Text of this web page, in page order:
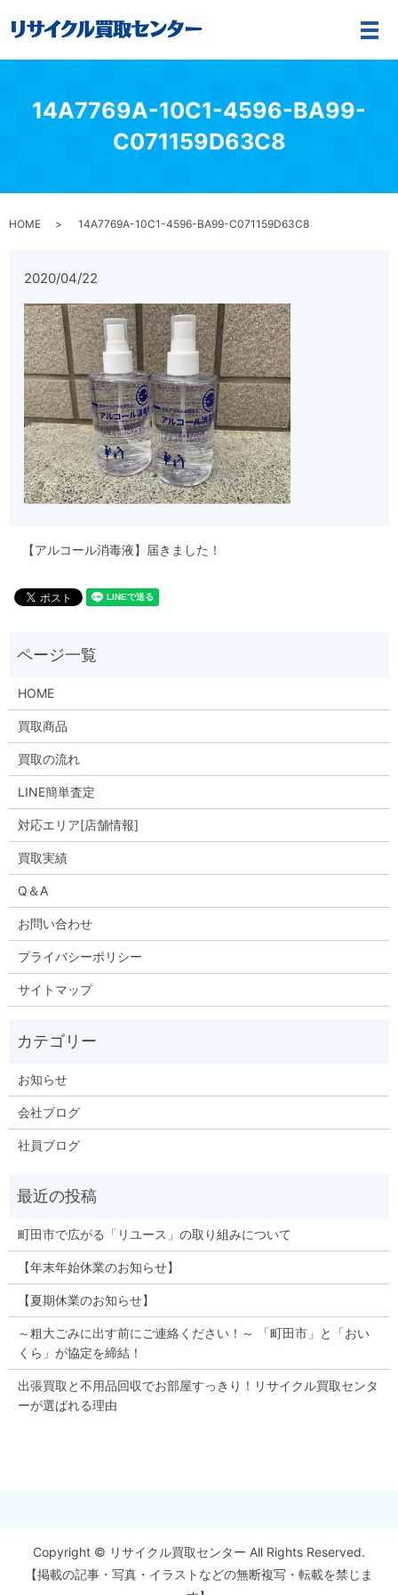
メ
14A7769A-10C1-4596-BA99-
C071159D63C8
HOME 14A7769A-10C1-4596-BA99-C071159D63C8
2020/04/22
【アルコール消毒液】届きました！
HOME
買取商品
買取の流れ
LINE簡単査定
対応エリア[店舗情報]
買取実績
Q＆A
お問い合わせ
プライバシーポリシー
サイトマップ
お知らせ
会社ブログ
社員ブログ
町田市で広がる「リユース」の取り組みについて
【年末年始休業のお知らせ】
【夏期休業のお知らせ】
～粗大ごみに出す前にご連絡ください！～ 「町田市」と「おい
くら」が協定を締結！
出張買取と不用品回収でお部屋すっきり！リサイクル買取センタ
ーが選ばれる理由
Copyright © リサイクル買取センター All Rights Reserved.
【掲載の記事・写真・イラストなどの無断複写・転載を禁じま